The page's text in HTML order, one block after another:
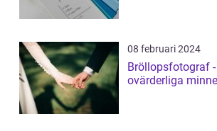
08 februari 2024
Bröllopsfotograf
ovärderliga